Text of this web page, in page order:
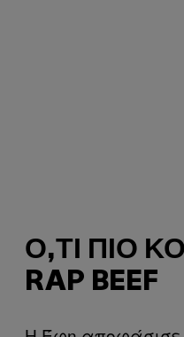
Ό,ΤΙ ΠΙΟ
RAP BEEF